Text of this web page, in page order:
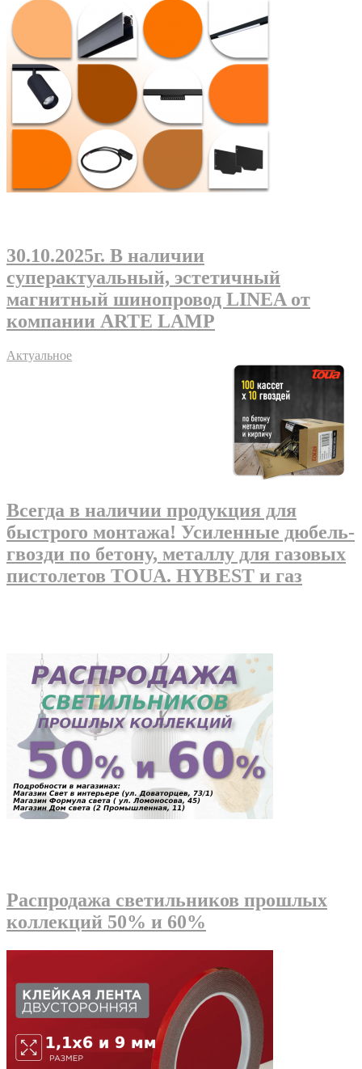
30.10.2025г. В наличии
суперактуальный, эстетичный
магнитный шинопровод LINEA от
компании ARTE LAMP
Актуальное
Всегда в наличии продукция для
быстрого монтажа! Усиленные дюбель-
гвозди по бетону, металлу для газовых
пистолетов TOUA. HYBEST и газ
Распродажа светильников прошлых
коллекций 50% и 60%